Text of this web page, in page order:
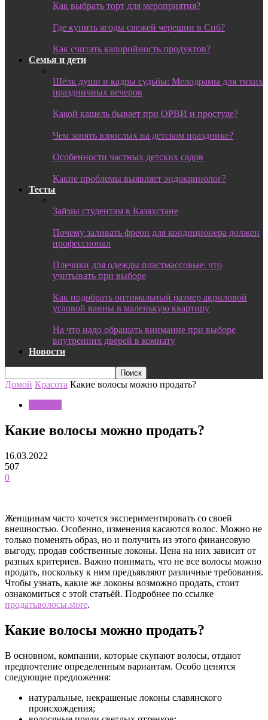
Как выбрать торт для мероприятия?
Где купить ягоды свежей черешни в Спб?
Как считать калорийность продуктов?
Семья и дети
Шёлк души и кадры судьбы: Мелодрамы для тихих
праздничных вечеров
Какой кашель бывает при ОРВИ и простуде?
Чем занять взрослых на детском празднике?
Особенности частных детских садов
Какие проблемы выявляет эндокринолог?
Тесты
Займы студентам в Казахстане
Почему заливать фреон для кондиционера должен
профессионал
Плечики для одежды пластмассовые: что
учитывать при выборе
Как подобрать оптимальный размер акриловой
угловой ванны в маленькую квартиру
На что надо обращать внимание при выборе
внутренних дверей в комнату
Новости
Домой Красота Какие волосы можно продать?
Какие волосы можно продать?
16.03.2022
507
0
Женщинам часто хочется экспериментировать со своей
внешностью. Особенно, изменения касаются волос. Можно не
только поменять образ, но и получить из этого финансовую
выгоду, продав собственные локоны. Цена на них зависит от
разных критериев. Важно понимать, что не все волосы можно
продать, поскольку к ним предъявляют различные требования.
Чтобы узнать, какие же локоны возможно продать, стоит
ознакомиться с этой статьёй. Подробнее по ссылке
продатьволосы.store.
Какие волосы можно продать?
В основном, компании, которые скупают волосы, отдают
предпочтение определенным вариантам. Особо ценятся
следующие предложения:
натуральные, некрашеные локоны славянского
происхождения;